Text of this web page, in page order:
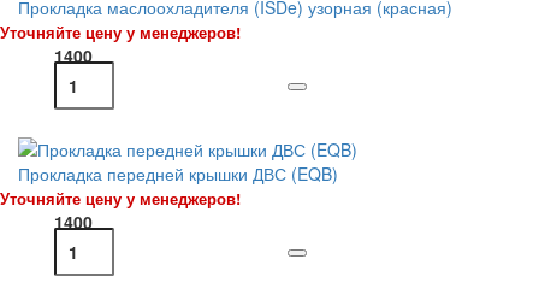
Прокладка маслоохладителя (ISDe) узорная (красная)
Уточняйте цену у менеджеров!
1400
Прокладка передней крышки ДВС (EQB)
Уточняйте цену у менеджеров!
1400